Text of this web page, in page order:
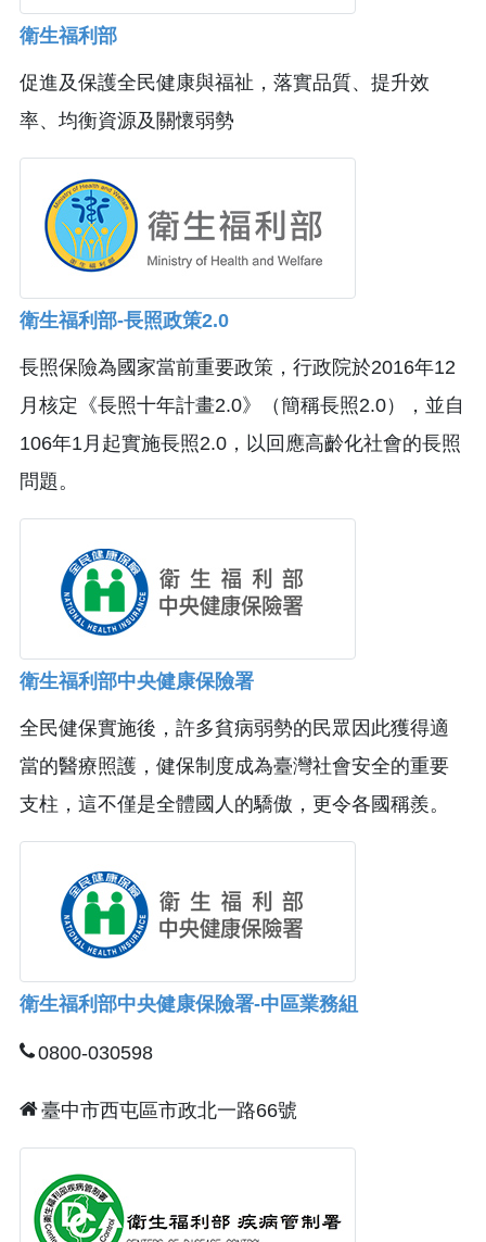
衛生福利部
促進及保護全民健康與福祉，落實品質、提升效
率、均衡資源及關懷弱勢
衛生福利部-長照政策2.0
長照保險為國家當前重要政策，行政院於2016年12
月核定《長照十年計畫2.0》（簡稱長照2.0），並自
106年1月起實施長照2.0，以回應高齡化社會的長照
問題。
衛生福利部中央健康保險署
全民健保實施後，許多貧病弱勢的民眾因此獲得適
當的醫療照護，健保制度成為臺灣社會安全的重要
支柱，這不僅是全體國人的驕傲，更令各國稱羨。
衛生福利部中央健康保險署-中區業務組
0800-030598
臺中市西屯區市政北一路66號